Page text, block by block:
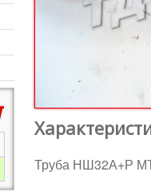
Труба НШ32А+Р